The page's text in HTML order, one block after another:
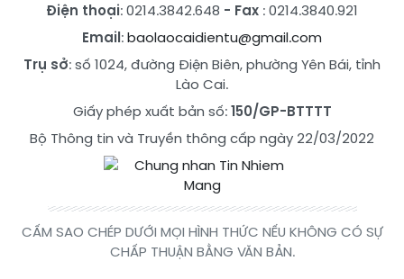
Điện thoại: 0214.3842.648 - Fax : 0214.3840.921
Email:baolaocaidientu@gmail.com
Trụ sở: số 1024, đường Điện Biên, phường Yên Bái, tỉnh
Lào Cai.
Giấy phép xuất bản số:150/GP-BTTTT
Bộ Thông tin và Truyền thông cấp ngày 22/03/2022
CẤM SAO CHÉP DƯỚI MỌI HÌNH THỨC NẾU KHÔNG CÓ SỰ
CHẤP THUẬN BẰNG VĂN BẢN.